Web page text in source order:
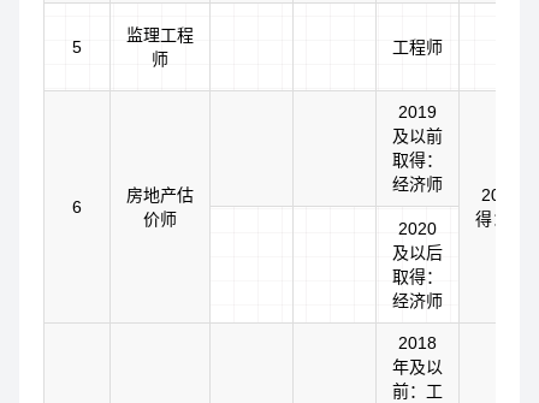
5
监理工程
师
工程师
6
房地产估
价师
2019
及以前
取得：
经济师
2020
得：助
2020
及以后
取得：
经济师
2018
年及以
前：工